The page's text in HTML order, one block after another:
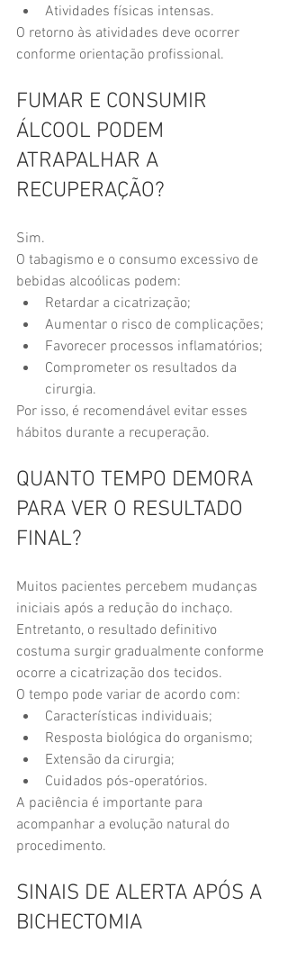
Atividades físicas intensas.
O retorno às atividades deve ocorrer
conforme orientação profissional.
FUMAR E CONSUMIR
ÁLCOOL PODEM
ATRAPALHAR A
RECUPERAÇÃO?
Sim.
O tabagismo e o consumo excessivo de
bebidas alcoólicas podem:
Retardar a cicatrização;
Aumentar o risco de complicações;
Favorecer processos inflamatórios;
Comprometer os resultados da
cirurgia.
Por isso, é recomendável evitar esses
hábitos durante a recuperação.
QUANTO TEMPO DEMORA
PARA VER O RESULTADO
FINAL?
Muitos pacientes percebem mudanças
iniciais após a redução do inchaço.
Entretanto, o resultado definitivo
costuma surgir gradualmente conforme
ocorre a cicatrização dos tecidos.
O tempo pode variar de acordo com:
Características individuais;
Resposta biológica do organismo;
Extensão da cirurgia;
Cuidados pós-operatórios.
A paciência é importante para
acompanhar a evolução natural do
procedimento.
SINAIS DE ALERTA APÓS A
BICHECTOMIA